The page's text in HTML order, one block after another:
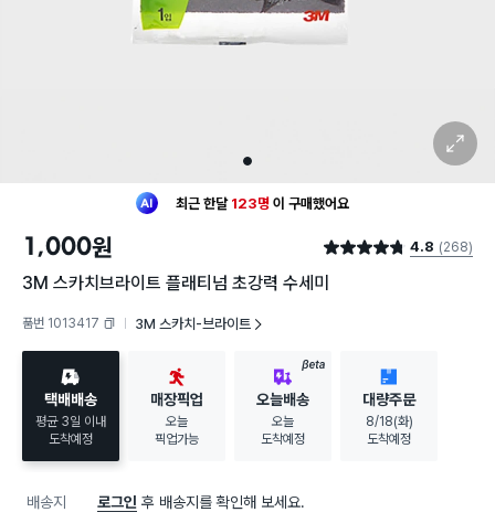
1
확대 보기
최근 한달 123명 이 구매했어요
구매했어요
1,000원 별점 4.8점 4.8 (268)
3M 스카치브라이트 플래티넘 초강력 수세미
품번 1013417
3M 스카치-브라이트
택배배송
평균 3일 이내
도착예정
매장픽업
오늘
픽업가능
BETA
오늘배송
오늘
도착예정
대량주문
8/18(화)
도착예정
배송지 로그인 후 배송지를 확인해 보세요.